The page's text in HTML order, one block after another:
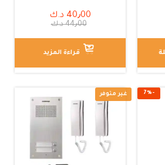
40٫00 د.ك
44٫00 د.ك
قراءة المزيد